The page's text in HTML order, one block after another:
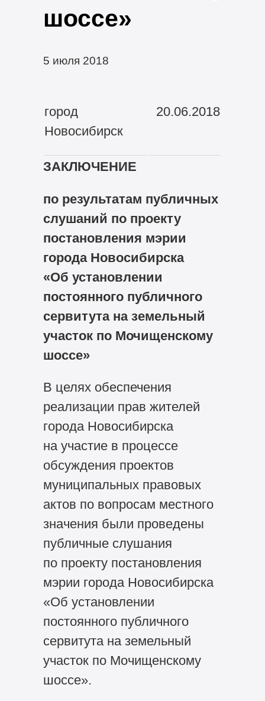
шоссе»
5 июля 2018
город
Новосибирск
20.06.2018
ЗАКЛЮЧЕНИЕ
по результатам публичных
слушаний по проекту
постановления мэрии
города Новосибирска
«Об установлении
постоянного публичного
сервитута на земельный
участок по Мочищенскому
шоссе»
В целях обеспечения
реализации прав жителей
города Новосибирска
на участие в процессе
обсуждения проектов
муниципальных правовых
актов по вопросам местного
значения были проведены
публичные слушания
по проекту постановления
мэрии города Новосибирска
«Об установлении
постоянного публичного
сервитута на земельный
участок по Мочищенскому
шоссе».